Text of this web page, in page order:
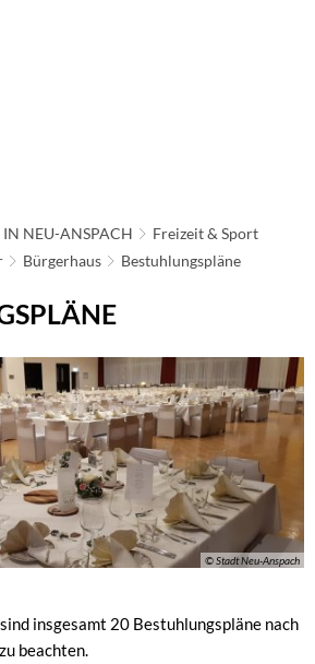
IN NEU-ANSPACH
Freizeit & Sport
Bürgerhaus Bestuhlungspläne
© Stadt Neu-Anspach
insgesamt 20 Bestuhlungspläne nach
beachten.